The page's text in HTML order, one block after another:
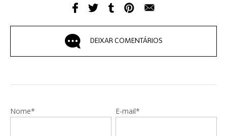
DEIXAR COMENTÁRIOS
Nome* E-mail*